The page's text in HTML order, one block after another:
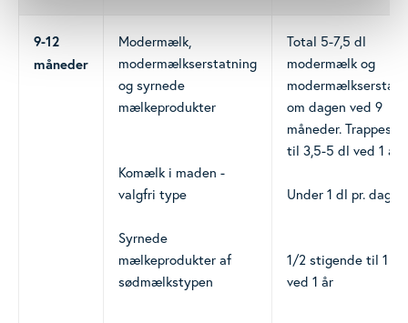
9-12
måneder
Modermælk,
modermælkserstatning
og syrnede
mælkeprodukter
Komælk i maden -
valgfri type
Syrnede
mælkeprodukter af
sødmælkstypen
Total 5-7,5 dl
modermælk og
om dagen ved 9
måneder. Trappes
til 3,5-5 dl ved 1 år
Under 1 dl pr. dag
1/2 stigende til 1 dl
ved 1 år